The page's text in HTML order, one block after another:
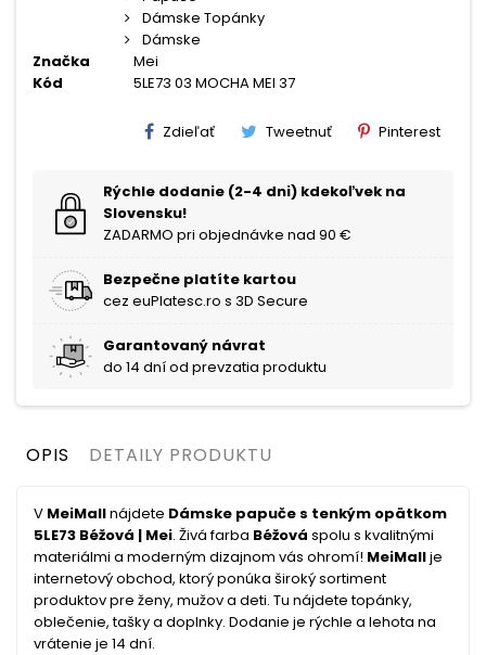
Dámske Topánky
Dámske
Značka
Mei
Kód
5LE73 03 MOCHA MEI 37
Zdieľať Tweetnuť Pinterest
Rýchle dodanie (2-4 dni) kdekoľvek na
Slovensku!
ZADARMO pri objednávke nad 90 €
Bezpečne platíte kartou
cez euPlatesc.ro s 3D Secure
Garantovaný návrat
do 14 dní od prevzatia produktu
OPIS DETAILY PRODUKTU
V MeiMallnájdete Dámske papuče s tenkým opätkom
5LE73 Béžová | Mei. Živá farba Béžová spolu s kvalitnými
materiálmi a moderným dizajnom vás ohromí! MeiMallje
internetový obchod, ktorý ponúka široký sortiment
produktov pre ženy, mužov a deti. Tu nájdete topánky,
oblečenie, tašky a doplnky. Dodanie je rýchle a lehota na
vrátenie je 14 dní.